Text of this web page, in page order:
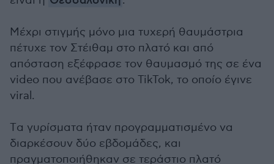
Μέχρι στιγμής μόνο μια τυχερή θαυμάστρια
πέτυχε τον Στέιθαμ στο πλατό και από
απόσταση εξέφρασε τον θαυμασμό της σε ένα
video που ανέβασε στο TikTok, το οποίο έγινε
viral.
Tα γυρίσματα ήταν προγραμματισμένο να
διαρκέσουν δύο εβδομάδες, και
πραγματοποιήθηκαν σε τεράστιο πλατό